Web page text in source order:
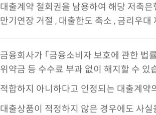
대출계약 철회권을 남용하여 해당 저축
만기연장 거절 , 대출한도 축소 , 금리우
금융회사가 「금융소비자 보호에 관한 법
위약금 등 수수료 부과 없이 해지할 수 있
적합하지 아니하다고 인정되는 대출계
대출상품이 적정하지 않은 경우에도 사